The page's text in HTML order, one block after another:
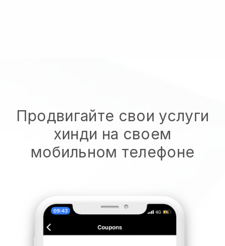
Продвигайте свои услуги
хинди на своем
мобильном телефоне